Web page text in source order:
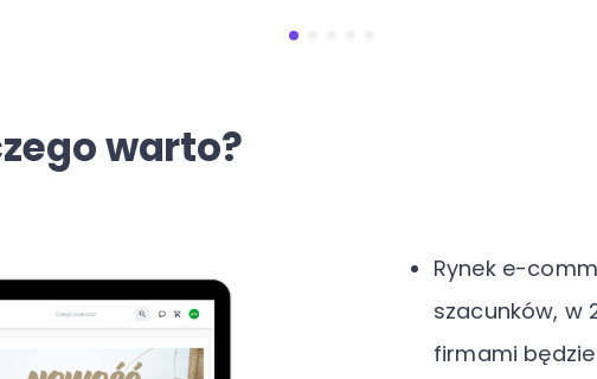
warto?
Rynek e-
szacunków, w
firmami